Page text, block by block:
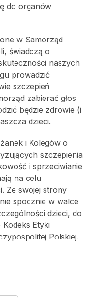
do organów
w Samorząd
świadczą o
naszych
prowadzić
szczepień
zabierać głos
będzie zdrowie (i
dzieci.
i Kolegów o
szczepienia
i sprzeciwianie
na celu
Ze swojej strony
spocznie w walce
dzieci, do
Etyki
Polskiej.